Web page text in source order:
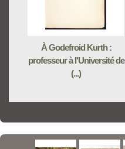
À Godefroid Kurth :
professeur à l'Université de
(...)